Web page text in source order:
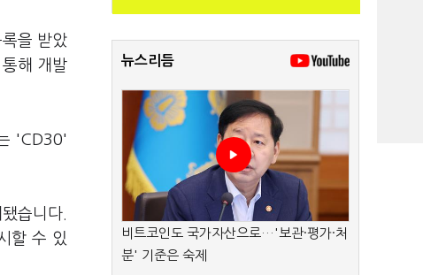
을 받았
해 개발
'CD30'
습니다.
할 수 있
뉴스리듬
비트코인도 국가자산으로…'보관·평가·처
분' 기준은 숙제